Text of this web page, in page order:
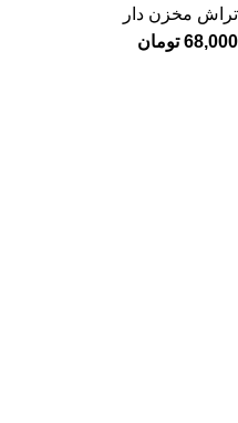
تراش مخزن دار
68,000 تومان